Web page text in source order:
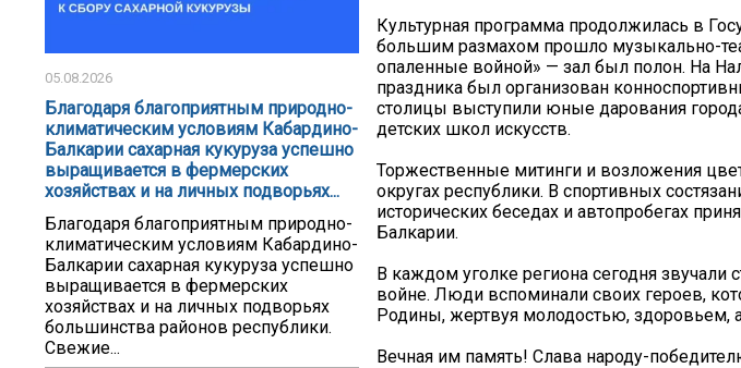
05.08.2026
Благодаря благоприятным природно-
климатическим условиям Кабардино-
Балкарии сахарная кукуруза успешно
выращивается в фермерских
хозяйствах и на личных подворьях...
Благодаря благоприятным природно-
климатическим условиям Кабардино-
Балкарии сахарная кукуруза успешно
выращивается в фермерских
хозяйствах и на личных подворьях
большинства районов республики.
Свежие...
Культурная программа продолжилась в
большим размахом прошло музыкально-
опаленные войной» — зал был полон. На
праздника был организован
столицы выступили юные дарования
детских школ искусств.
Торжественные митинги и возложения
округах республики. В спортивных
исторических беседах и автопробегах
Балкарии.
В каждом уголке региона сегодня звучали
войне. Люди вспоминали своих героев,
Родины, жертвуя молодостью, здоровьем,
Вечная им память! Слава народу-